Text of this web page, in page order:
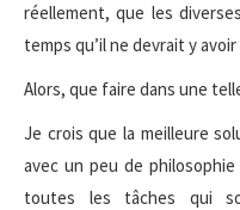
réellement, que les
temps qu’il ne devrait y
Alors, que faire dans une
Je crois que la meilleure
avec un peu de
toutes les tâches qui